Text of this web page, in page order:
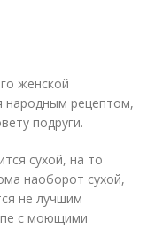
женской
народным рецептом,
подруги.
сухой, на то
наоборот сухой,
не лучшим
с моющими